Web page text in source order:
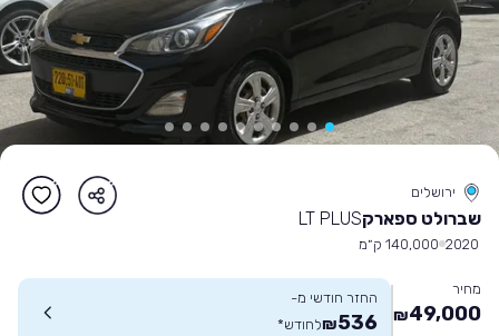
ירושלים
שברולט ספארקLT PLUS
2020 140,000 ק״מ
מחיר
49,000
₪
החזר חודשי מ-
536
₪לחודש*